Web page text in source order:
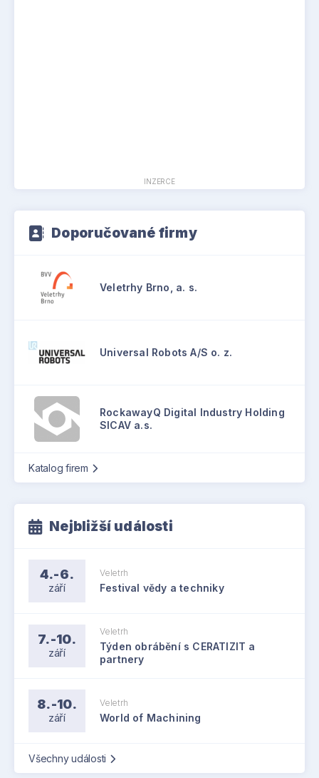
INZERCE
Doporučované firmy
Veletrhy Brno, a. s.
Universal Robots A/S o. z.
RockawayQ Digital Industry Holding
SICAV a.s.
Katalog firem
Nejbližší události
4.-6.
září
Veletrh
Festival vědy a techniky
7.-10.
září
Veletrh
Týden obrábění s CERATIZIT a
partnery
8.-10.
září
Veletrh
World of Machining
Všechny události